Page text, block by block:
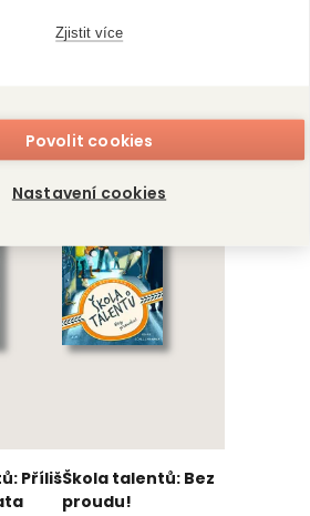
Zjistit více
Povolit cookies
Nastavení cookies
PřílišŠkola talentů: Bez
proudu!